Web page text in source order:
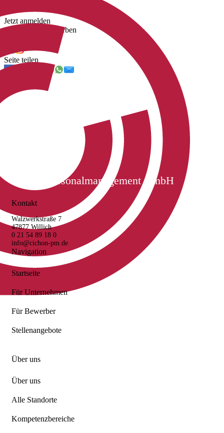
Jetzt anmelden
Jetzt initiativ bewerben
Seite teilen
Cichon Personalmanagement GmbH
Kontakt
Walzwerkstraße 7
47877 Willich
0 21 54 89 18 0
info@cichon-pm.de
Navigation
Startseite
Für Unternehmen
Für Bewerber
Stellenangebote
Über uns
Über uns
Alle Standorte
Kompetenzbereiche